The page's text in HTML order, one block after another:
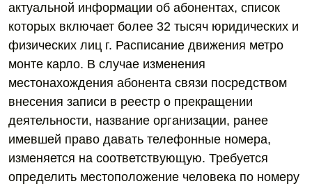
актуальной информации об абонентах, список
которых включает более 32 тысяч юридических и
физических лиц г. Расписание движения метро
монте карло. В случае изменения
местонахождения абонента связи посредством
внесения записи в реестр о прекращении
деятельности, название организации, ранее
имевшей право давать телефонные номера,
изменяется на соответствующую. Требуется
определить местоположение человека по номеру